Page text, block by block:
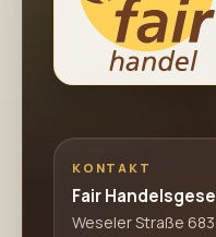
KONTAKT
Fair
Weseler Straße 683